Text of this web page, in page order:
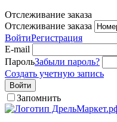
Отслеживание заказа
Отслеживание заказа
ВойтиРегистрация
E-mail
ПарольЗабыли пароль?
Создать учетную запись
Войти
Запомнить